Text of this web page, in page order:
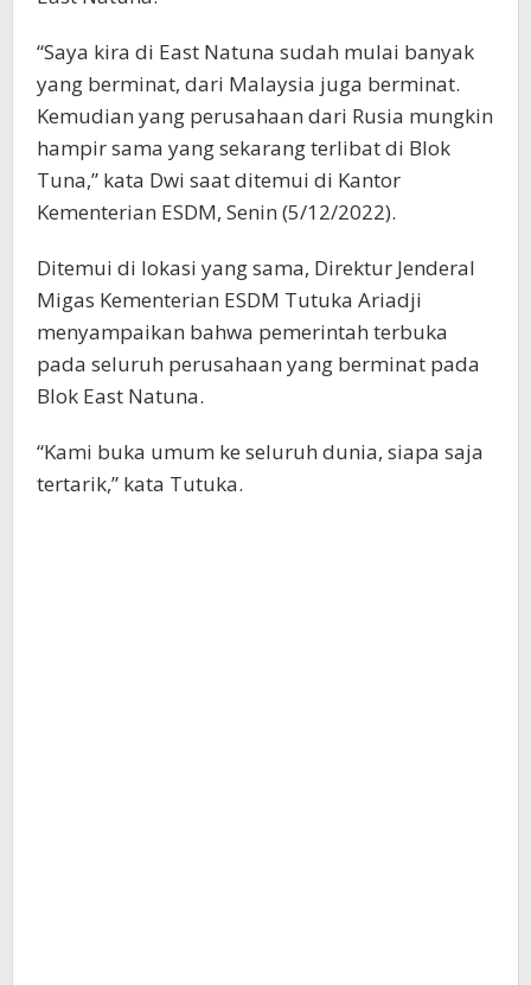
“Saya kira di East Natuna sudah mulai banyak
yang berminat, dari Malaysia juga berminat.
Kemudian yang perusahaan dari Rusia mungkin
hampir sama yang sekarang terlibat di Blok
Tuna,” kata Dwi saat ditemui di Kantor
Kementerian ESDM, Senin (5/12/2022).
Ditemui di lokasi yang sama, Direktur Jenderal
Migas Kementerian ESDM Tutuka Ariadji
menyampaikan bahwa pemerintah terbuka
pada seluruh perusahaan yang berminat pada
Blok East Natuna.
“Kami buka umum ke seluruh dunia, siapa saja
tertarik,” kata Tutuka.